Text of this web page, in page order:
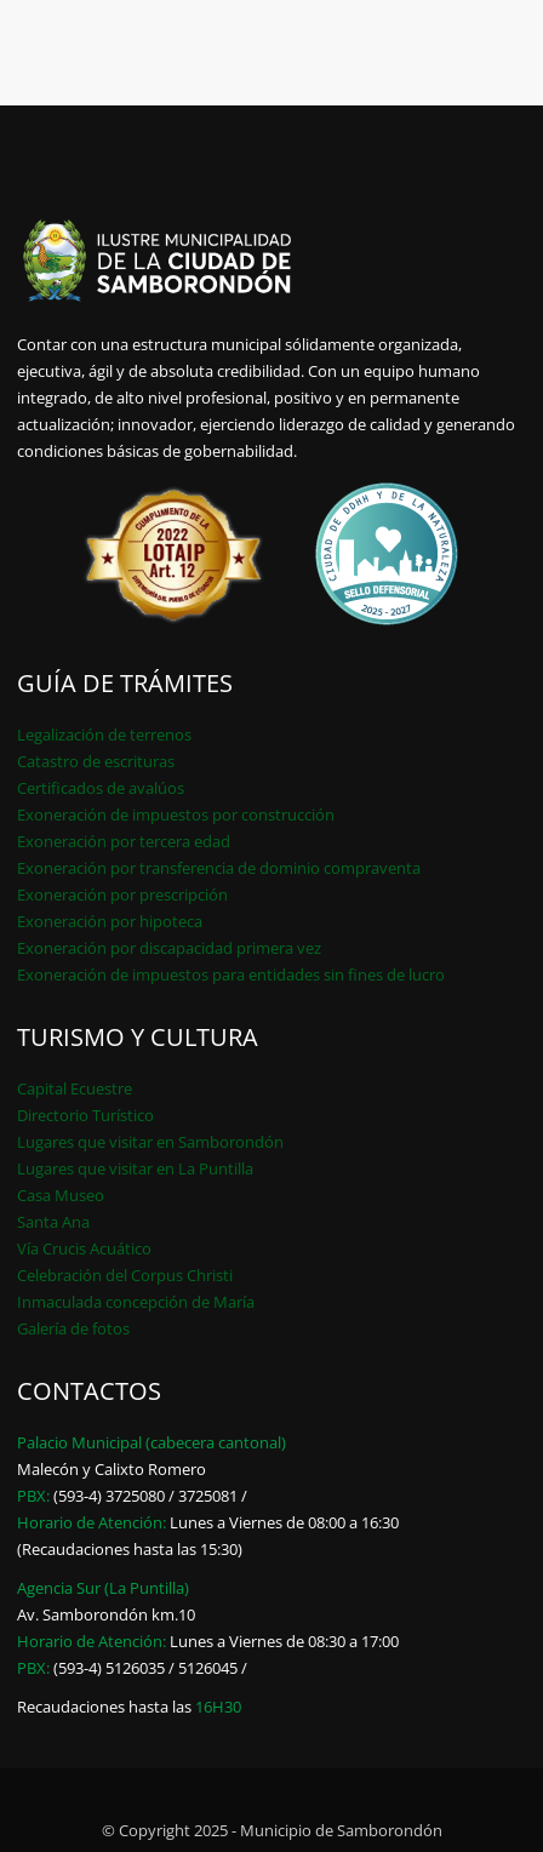
Contar con una estructura municipal sólidamente organizada,
ejecutiva, ágil y de absoluta credibilidad. Con un equipo humano
integrado, de alto nivel profesional, positivo y en permanente
actualización; innovador, ejerciendo liderazgo de calidad y generando
condiciones básicas de gobernabilidad.
GUÍA DE TRÁMITES
Legalización de terrenos
Catastro de escrituras
Certificados de avalúos
Exoneración de impuestos por construcción
Exoneración por tercera edad
Exoneración por transferencia de dominio compraventa
Exoneración por prescripción
Exoneración por hipoteca
Exoneración por discapacidad primera vez
Exoneración de impuestos para entidades sin fines de lucro
TURISMO Y CULTURA
Capital Ecuestre
Directorio Turístico
Lugares que visitar en Samborondón
Lugares que visitar en La Puntilla
Casa Museo
Santa Ana
Vía Crucis Acuático
Celebración del Corpus Christi
Inmaculada concepción de María
Galería de fotos
CONTACTOS
Palacio Municipal (cabecera cantonal)
Malecón y Calixto Romero
PBX:(593-4) 3725080 / 3725081 /
Horario de Atención: Lunes a Viernes de 08:00 a 16:30
(Recaudaciones hasta las 15:30)
Agencia Sur (La Puntilla)
Av. Samborondón km.10
Horario de Atención: Lunes a Viernes de 08:30 a 17:00
PBX:(593-4) 5126035 / 5126045 /
Recaudaciones hasta las 16H30
© Copyright 2025 - Municipio de Samborondón